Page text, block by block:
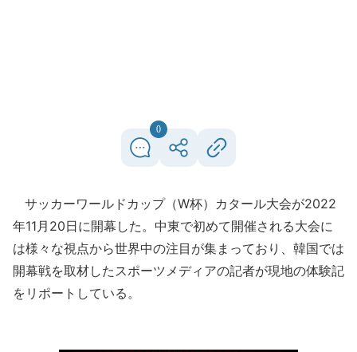
0
サッカーワールドカップ（W杯）カタール大会が2022
年11月20日に開幕した。中東で初めて開催される大会に
は様々な視点から世界中の注目が集まっており、韓国では
開幕戦を取材したスポーツメディアの記者が現地の体験記
をリポートしている。